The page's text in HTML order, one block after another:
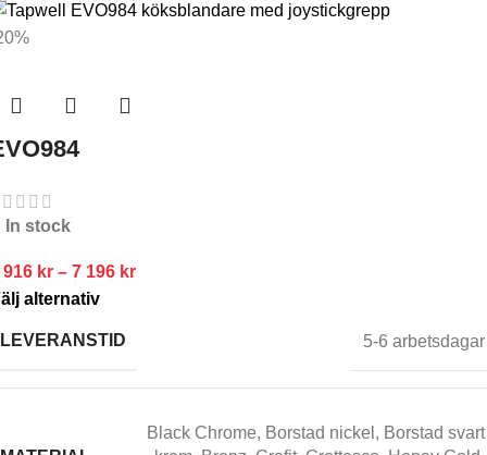
In stock
916 kr – 7 196 kr
alternativ
LEVERANSTID 5-6 arbetsdagar
Black Chrome, Borstad nickel , Borstad svart